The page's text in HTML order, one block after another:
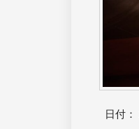
日付：